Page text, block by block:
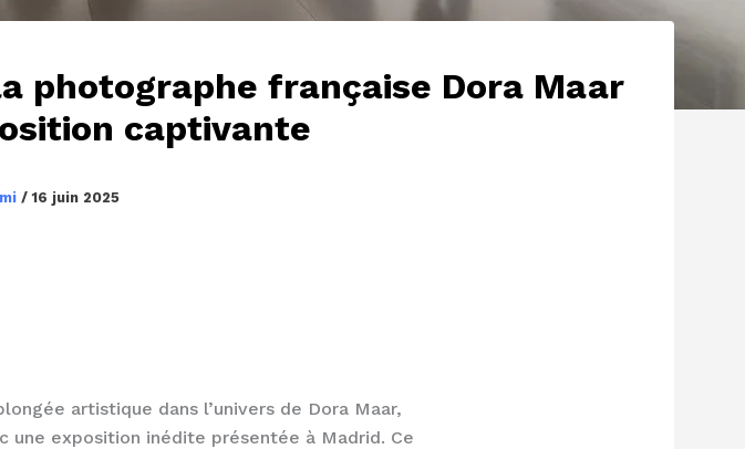
photographe française Dora Maar
captivante
/16 juin 2025
artistique dans l’univers de Dora Maar,
une exposition inédite présentée à Madrid. Ce